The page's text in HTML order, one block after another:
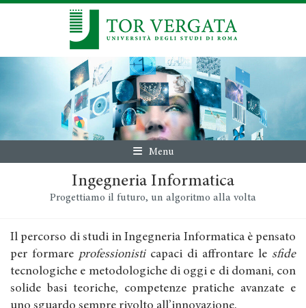
Menu
Ingegneria Informatica
Progettiamo il futuro, un algoritmo alla volta
Il percorso di studi in Ingegneria Informatica è pensato
per formare professionisticapaci di affrontare le sfide
tecnologiche e metodologiche di oggi e di domani, con
solide basi teoriche, competenze pratiche avanzate e